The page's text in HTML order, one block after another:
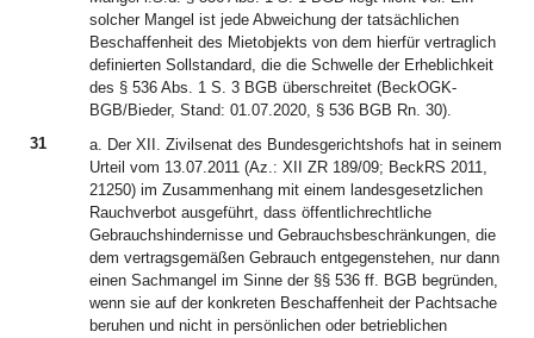
solcher Mangel ist jede Abweichung der tatsächlichen
Beschaffenheit des Mietobjekts von dem hierfür vertraglich
definierten Sollstandard, die die Schwelle der Erheblichkeit
des § 536 Abs. 1 S. 3 BGB überschreitet (BeckOGK-
BGB/Bieder, Stand: 01.07.2020, § 536 BGB Rn. 30).
31
a. Der XII. Zivilsenat des Bundesgerichtshofs hat in seinem
Urteil vom 13.07.2011 (Az.: XII ZR 189/09; BeckRS 2011,
21250) im Zusammenhang mit einem landesgesetzlichen
Rauchverbot ausgeführt, dass öffentlichrechtliche
Gebrauchshindernisse und Gebrauchsbeschränkungen, die
dem vertragsgemäßen Gebrauch entgegenstehen, nur dann
einen Sachmangel im Sinne der §§ 536 ff. BGB begründen,
wenn sie auf der konkreten Beschaffenheit der Pachtsache
beruhen und nicht in persönlichen oder betrieblichen